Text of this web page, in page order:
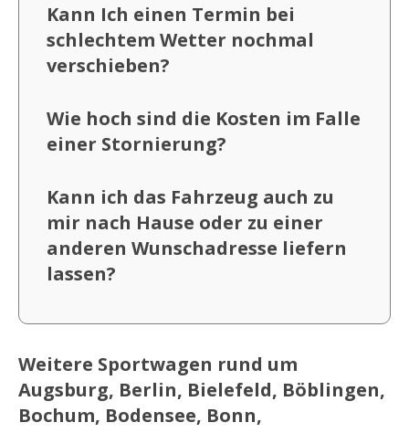
Kann Ich einen Termin bei
schlechtem Wetter nochmal
verschieben?
Wie hoch sind die Kosten im Falle
einer Stornierung?
Kann ich das Fahrzeug auch zu
mir nach Hause oder zu einer
anderen Wunschadresse liefern
lassen?
Weitere Sportwagen rund um
Augsburg, Berlin, Bielefeld, Böblingen,
Bochum, Bodensee, Bonn,